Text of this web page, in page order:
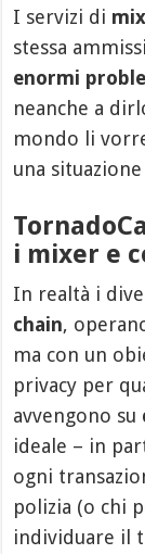
I servizi di
stessa
enormi
neanche a
mondo li
una
i mixer e
In realtà i
chain,
ma con un
privacy per
avvengono su
ideale – in
ogni
polizia (o chi
individuare il